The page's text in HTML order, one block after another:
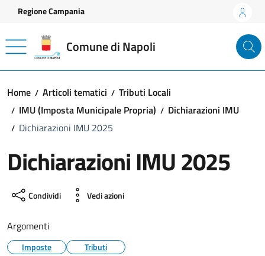
Vai ai contenuti
Vai al footer
Regione Campania
Comune di Napoli
Home Articoli tematici
Tributi Locali
IMU (Imposta Municipale Propria)
Dichiarazioni IMU
Dichiarazioni IMU 2025
Dichiarazioni IMU 2025
Condividi Vedi azioni
Argomenti
Imposte Tributi